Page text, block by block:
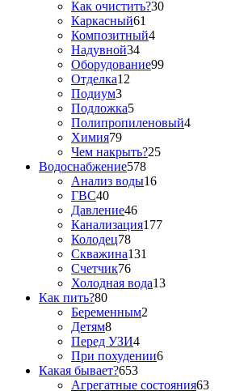
Как очистить?30
Каркасный61
Композитный4
Надувной34
Оборудование99
Отделка12
Подиум3
Подложка5
Полипропиленовый4
Химия79
Чем накрыть?25
Водоснабжение578
Анализ воды16
ГВС40
Давление46
Канализация177
Колодец78
Скважина131
Счетчик76
Холодная вода13
Как пить?80
Беременным2
Детям8
Перед УЗИ4
При похудении6
Какая бывает?653
Агрегатные состояния63